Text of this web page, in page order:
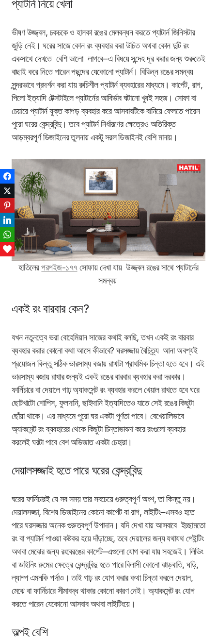
প্যাটার্ন নিয়ে খেলা
ভীষণ উজ্জ্বল, চকচকেও হালকা রঙের মেলবন্ধন করতে প্যাটার্ন জিনিসটার
জুড়ি নেই। ঘরের সাজে কোন রং ব্যবহার করা উচিত অথবা কোন দুটি রং
একসাথে দেখতে বেশি ভালো লাগবে౼এ বিষয়ে সন্দেহ দূর করার জন্য শুরুতেই
বাছাই করে নিতে পারেন পছন্দের যেকোনো প্যাটার্ন। বিভিন্ন রঙের সমন্বয়
সুন্দরভাবে প্রদর্শন করা যায় রুচিশীল প্যাটার্ন ব্যবহারের মাধ্যমে। কার্পেট, রাগ,
পিলো ইত্যাদি টেক্সটাইলে প্যাটার্নের আবির্ভাব ঘটানো খুবই সহজ। সোফা বা
চেয়ারে প্যাটার্ন যুক্ত কাপড় ব্যবহার করে আসবাবটিকে বানিয়ে ফেলতে পারেন
পুরো ঘরের কেন্দ্রবিন্দু। তবে প্যাটার্ন নির্ধারণের ক্ষেত্রেও অতিরিক্ত
আড়ম্বরপূর্ণ ডিজাইনের তুলনায় একটু সরল ডিজাইনই বেশি মানায়।
হাতিলেরপরপইজ-১৭৭সোফায় দেখা যায় উজ্জ্বল রঙের সাথে প্যাটার্নের
সমন্বয়
একই রং বারবার কেন?
যখন নতুনত্বে ভরা বোহেমিয়ান সাজের কথাই বলছি, তখন একই রং বারবার
ব্যবহার করার কোনো কথা আসে কীভাবে? ঘরসজ্জায় বৈচিত্র্য আনা অবশ্যই
প্রয়োজন কিন্তু সঠিক ভারসাম্য বজায় রাখাটা প্রাথমিক চিন্তা হতে হবে। এই
ভারসাম্য বজায় রাখার জন্যই একই রঙের বারবার ব্যবহার করা দরকার।
ফার্নিচারে বা দেয়ালে গাঢ় অ্যাকসেন্ট রং ব্যবহার করলে খেয়াল রাখতে হবে ঘরে
ছোটখাটো শোপিস, ফুলদানি, ছাইদানি ইত্যাদিতেও যাতে সেই রঙের কিছুটা
ছোঁয়া থাকে। এর মাধ্যমে পুরো ঘর একটা পূর্ণতা পাবে। বেখেয়ালিভাবে
অ্যাকসেন্টরং ব্যবহারের থেকে কিছুটা চিন্তাভাবনা করে রংগুলো ব্যবহার
করলেই ঘরটা পাবে বেশ অভিজাত একটা চেহারা।
দেয়ালসজ্জাই হতে পারে ঘরের কেন্দ্রবিন্দু
ঘরের ফার্নিচারই যে সব সময় তার সবচেয়ে গুরুত্বপূর্ণ অংশ, তা কিন্তু নয়।
দেয়ালসজ্জা, বিশেষ ডিজাইনের কোনো কার্পেট বা রাগ, লাইটিং౼এসবও হতে
পারে ঘরসজ্জার অনেক গুরুত্বপূর্ণ উপাদান। যদি দেখা যায় আসবাবে ইচ্ছামতো
রং বা প্যাটার্ন পাওয়া কষ্টকর হয়ে দাঁড়াচ্ছে, তবে দেয়ালের জন্য যথাযথ পেইন্টিং
অথবা মেঝের জন্য রংবেরঙের কার্পেট౼এগুলো যোগ করা যায় সহজেই। লিভিং
বা ডাইনিং রুমের ক্ষেত্রে কেন্দ্রবিন্দু হতে পারে বিলাসী কোনো ঝাড়বাতি, ঘড়ি,
ল্যাম্প এমনকি পর্দাও। তাই গাঢ় রং যোগ করার কথা চিন্তা করলে দেয়াল,
মেঝে বা ফার্নিচারে সীমাবদ্ধ থাকার কোনো কারণ নেই। অ্যাকসেন্ট রং যোগ
করতে পারেন যেকোনো আসবাব অথবা লাইটিংয়ে।
অল্পই বেশি
Facebook
Twitter
Pinterest
LinkedIn
WhatsApp
Love This